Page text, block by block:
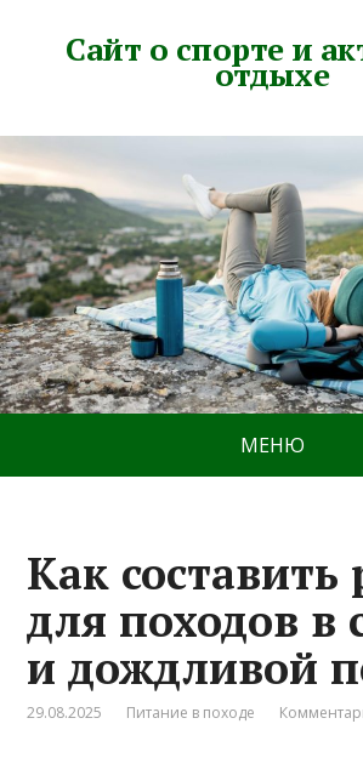
Сайт о спорте и
отдыхе
МЕНЮ
Как составить
для походов в
и дождливой
29.08.2025 Питание в походе